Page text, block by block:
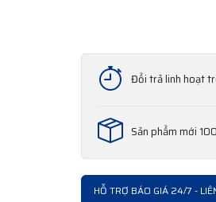
Đổi trả linh hoạt
Sản phẩm mới
HỖ TRỢ BÁO GIÁ 24/7 -